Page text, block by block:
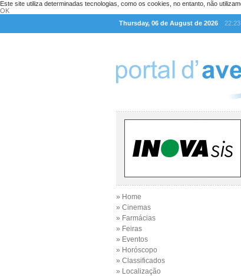
Este site utiliza determinadas tecnologias, como os cookies, no entanto, não
OK
Thursday, 06 de August de 2026
22:23
» Home
» Cinemas
» Farmácias
» Feiras
» Eventos
» Horóscopo
» Classificados
» Localização